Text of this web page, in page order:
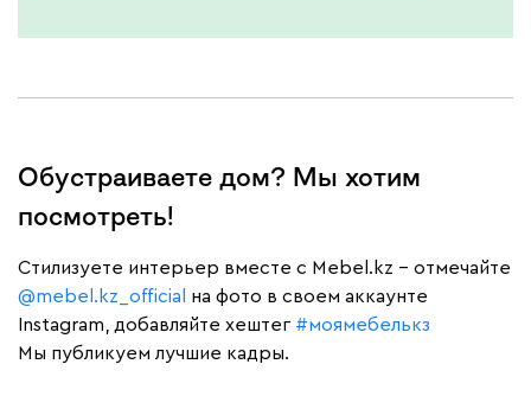
Обустраиваете дом? Мы хотим
посмотреть!
Cтилизуете интерьер вместе с Mebel.kz – отмечайте
@mebel.kz_official
на фото в своем аккаунте
Instagram, добавляйте хештег #моямебелькз
Мы публикуем лучшие кадры.